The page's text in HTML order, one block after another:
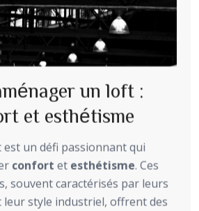
un loft :
et esthétisme
un défi passionnant qui
confort et esthétisme. Ces
souvent caractérisés par leurs
style industriel, offrent des